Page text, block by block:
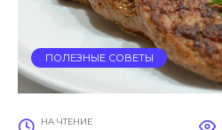
ПОЛЕЗНЫЕ СОВЕТЫ
НА ЧТЕНИЕ